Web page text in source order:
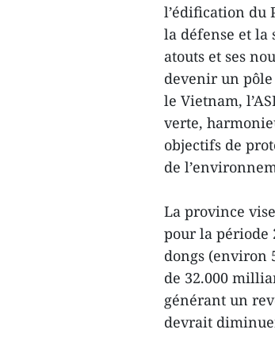
l’édification du
la défense et la
atouts et ses
devenir un
le Vietnam,
verte,
objectifs de
de
La province
pour la période
dongs (environ
de 32.000
générant un
devrait